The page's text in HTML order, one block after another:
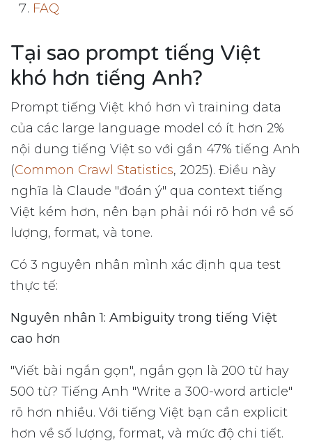
FAQ
Tại sao prompt tiếng Việt
khó hơn tiếng Anh?
Prompt tiếng Việt khó hơn vì training data
của các large language model có ít hơn 2%
nội dung tiếng Việt so với gần 47% tiếng Anh
(Common Crawl Statistics, 2025). Điều này
nghĩa là Claude "đoán ý" qua context tiếng
Việt kém hơn, nên bạn phải nói rõ hơn về số
lượng, format, và tone.
Có 3 nguyên nhân mình xác định qua test
thực tế:
Nguyên nhân 1: Ambiguity trong tiếng Việt
cao hơn
"Viết bài ngắn gọn", ngắn gọn là 200 từ hay
500 từ? Tiếng Anh "Write a 300-word article"
rõ hơn nhiều. Với tiếng Việt bạn cần explicit
hơn về số lượng, format, và mức độ chi tiết.